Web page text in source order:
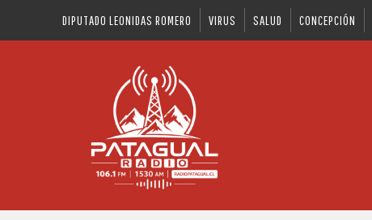
DIPUTADO LEONIDAS ROMERO VIRUS SALUD CONCEPCIÓN